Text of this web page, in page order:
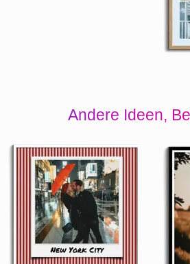
Andere Ideen,